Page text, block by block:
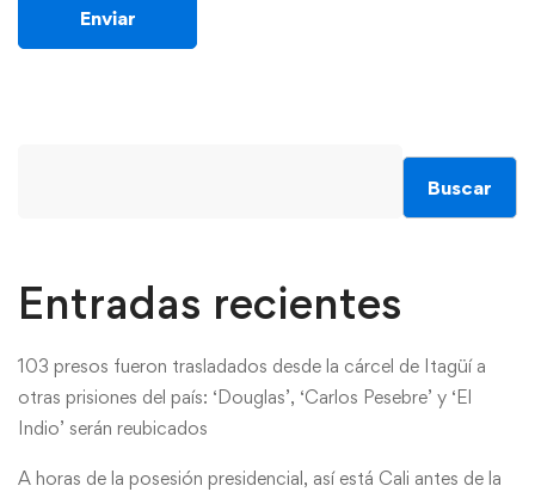
Buscar
Entradas recientes
103 presos fueron trasladados desde la cárcel de Itagüí a
otras prisiones del país: ‘Douglas’, ‘Carlos Pesebre’ y ‘El
Indio’ serán reubicados
A horas de la posesión presidencial, así está Cali antes de la